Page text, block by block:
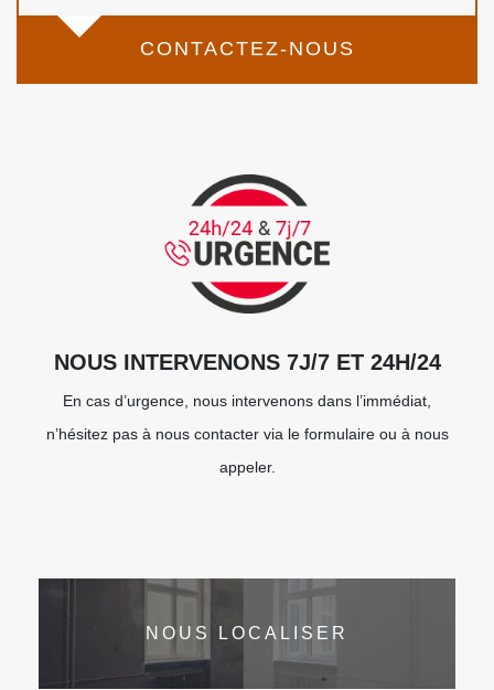
CONTACTEZ-NOUS
NOUS INTERVENONS 7J/7 ET 24H/24
En cas d’urgence, nous intervenons dans l’immédiat,
n’hésitez pas à nous contacter via le formulaire ou à nous
appeler.
NOUS LOCALISER